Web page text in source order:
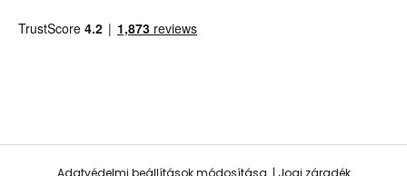
Adatvédelmi beállítások módosítása Jogi záradék